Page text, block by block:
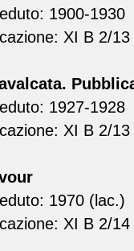
1900-1930
XI B 2/13
1927-1928
XI B 2/13
1970 (lac.)
XI B 2/14